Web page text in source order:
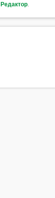
Редактор